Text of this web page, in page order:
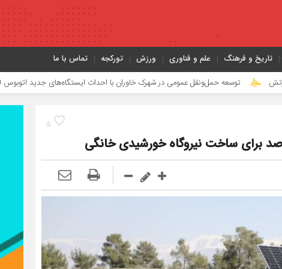
تاریخ و فرهنگ علم و فناوری ورزش تورکجه تماس با ما
توسعه حمل‌ونقل عمومی در شهرک خاوران با احداث ایستگاه‌های جدید اتوبوس ۹۹
5